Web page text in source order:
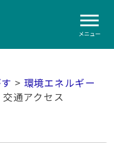
メニュー
> 環境エネルギー
交通アクセス